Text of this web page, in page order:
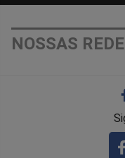
NOSSAS